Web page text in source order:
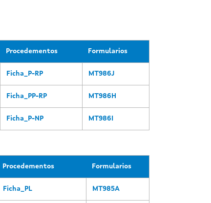
Procedementos Formularios
Ficha_P-RP MT986J
Ficha_PP-RP MT986H
Ficha_P-NP MT986I
Procedementos Formularios
Ficha_PL MT985A